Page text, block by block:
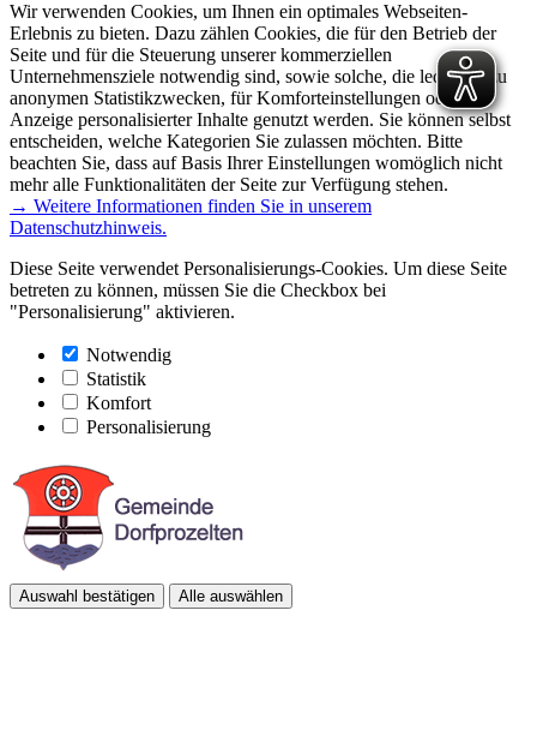
Wir verwenden Cookies, um Ihnen ein optimales Webseiten-
Erlebnis zu bieten. Dazu zählen Cookies, die für den Betrieb der
Seite und für die Steuerung unserer kommerziellen
Unternehmensziele notwendig sind, sowie solche, die lediglich zu
anonymen Statistikzwecken, für Komforteinstellungen oder zur
Anzeige personalisierter Inhalte genutzt werden. Sie können selbst
entscheiden, welche Kategorien Sie zulassen möchten. Bitte
beachten Sie, dass auf Basis Ihrer Einstellungen womöglich nicht
mehr alle Funktionalitäten der Seite zur Verfügung stehen.
→ Weitere Informationen finden Sie in unserem
Datenschutzhinweis.
Diese Seite verwendet Personalisierungs-Cookies. Um diese Seite
betreten zu können, müssen Sie die Checkbox bei
"Personalisierung" aktivieren.
Notwendig
Statistik
Komfort
Personalisierung
Auswahl bestätigen Alle auswählen